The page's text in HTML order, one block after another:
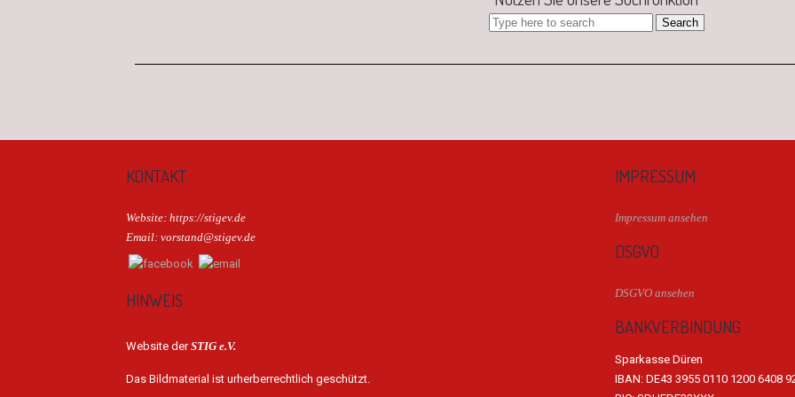
KONTAKT
Website: https://stigev.de
Email: vorstand@stigev.de
HINWEIS
Website derSTIG e.V.
Das Bildmaterial ist urherberrechtlich geschützt.
IMPRESSUM
Impressum ansehen
DSGVO
DSGVO ansehen
BANKVERBINDUNG
Sparkasse Düren
IBAN: DE43 3955 0110 1200 6408